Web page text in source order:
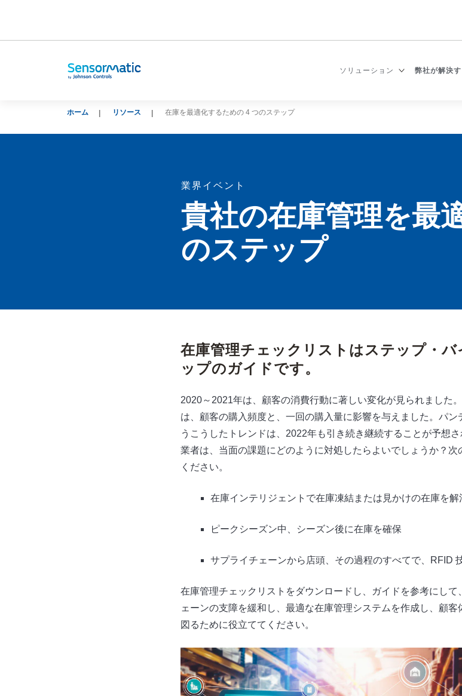
ソリューション
ソリューション 弊社が解決
ホーム リソース 在庫を最適化するための 4 つのステップ
業界イベント
貴社の在庫管理を最
のステップ
在庫管理チェックリストはステップ・バ
ップのガイドです。
2020～2021年は、顧客の消費行動に著しい変化が見られました
は、顧客の購入頻度と、一回の購入量に影響を与えました。パン
うこうしたトレンドは、2022年も引き続き継続することが予想
業者は、当面の課題にどのように対処したらよいでしょうか？次
ください。
在庫インテリジェントで在庫凍結または見かけの在庫を解
ピークシーズン中、シーズン後に在庫を確保
サプライチェーンから店頭、その過程のすべてで、RFID
在庫管理チェックリストをダウンロードし、ガイドを参考にして
ェーンの支障を緩和し、最適な在庫管理システムを作成し、顧客
図るために役立ててください。